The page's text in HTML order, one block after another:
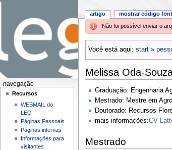
Não foi possível enviar o
Você está aqui: start»
Melissa Oda-
Graduação: Engenharia
Mestrado: Mestre em
Doutorado: Recursos
mais informações:CV
Mestrado
artigo mostrar código
navegação
Recursos
WEBMAIL do
LEG
Páginas Pessoais
Páginas internas
Informações para
visitantes